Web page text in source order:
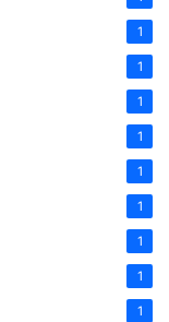
1
1
1
1
1
1
1
1
1